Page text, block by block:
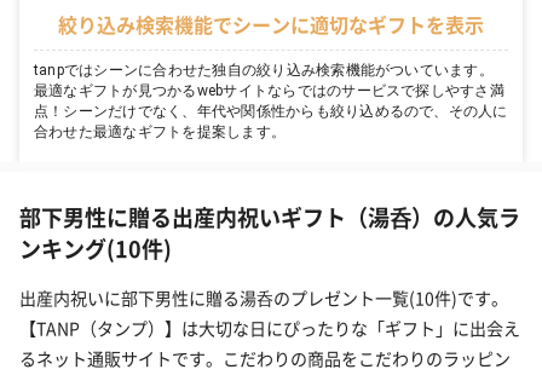
絞り込み検索機能でシーンに適切なギフトを表示
tanpではシーンに合わせた独自の絞り込み検索機能がついています。
最適なギフトが見つかるwebサイトならではのサービスで探しやすさ満
点！シーンだけでなく、年代や関係性からも絞り込めるので、その人に
合わせた最適なギフトを提案します。
部下男性に贈る出産内祝いギフト（湯呑）の人気ラ
ンキング(10件)
出産内祝いに部下男性に贈る湯呑のプレゼント一覧(10件)です。
【TANP（タンプ）】は大切な日にぴったりな「ギフト」に出会え
るネット通販サイトです。こだわりの商品をこだわりのラッピン